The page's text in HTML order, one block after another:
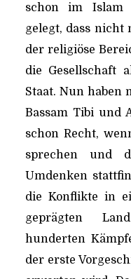
schon im Islam
gelegt, dass
der religiöse
die Gesellschaft
Staat. Nun haben
Bassam Tibi und
schon Recht,
sprechen und
Umdenken
die Konflikte in
geprägten
hunderten
der erste